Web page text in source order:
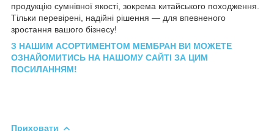
продукцію сумнівної якості, зокрема китайського походження.
Тільки перевірені, надійні рішення — для впевненого
зростання вашого бізнесу!
З НАШИМ АСОРТИМЕНТОМ МЕМБРАН ВИ МОЖЕТЕ
ОЗНАЙОМИТИСЬ НА НАШОМУ САЙТІ ЗА ЦИМ
ПОСИЛАННЯМ!
Приховати